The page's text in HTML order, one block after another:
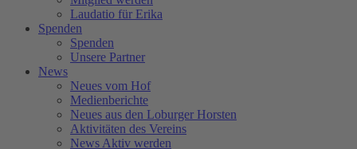
Laudatio für Erika
Spenden
Spenden
Unsere Partner
News
Neues vom Hof
Medienberichte
Neues aus den Loburger Horsten
Aktivitäten des Vereins
News Aktiv werden